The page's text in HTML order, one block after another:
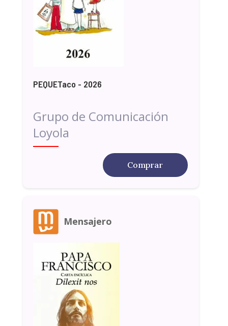
PEQUETaco - 2026
Grupo de Comunicación
Loyola
Comprar
Mensajero